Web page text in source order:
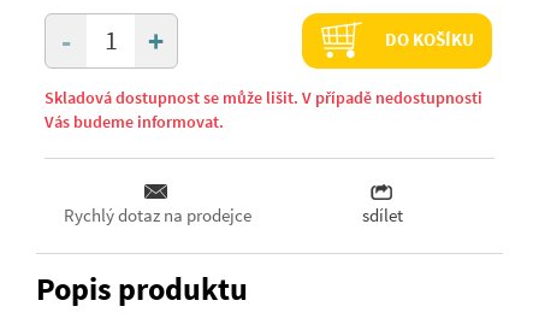
+
- DO KOŠÍKU
Skladová dostupnost se může lišit. V případě nedostupnosti
Vás budeme informovat.
Rychlý dotaz na prodejce sdílet
Popis produktu